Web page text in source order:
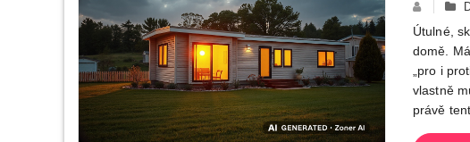
Útulné,
domě.
„pro i
vlastně
právě